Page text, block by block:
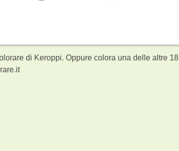
di Keroppi. Oppure colora una delle altre 18